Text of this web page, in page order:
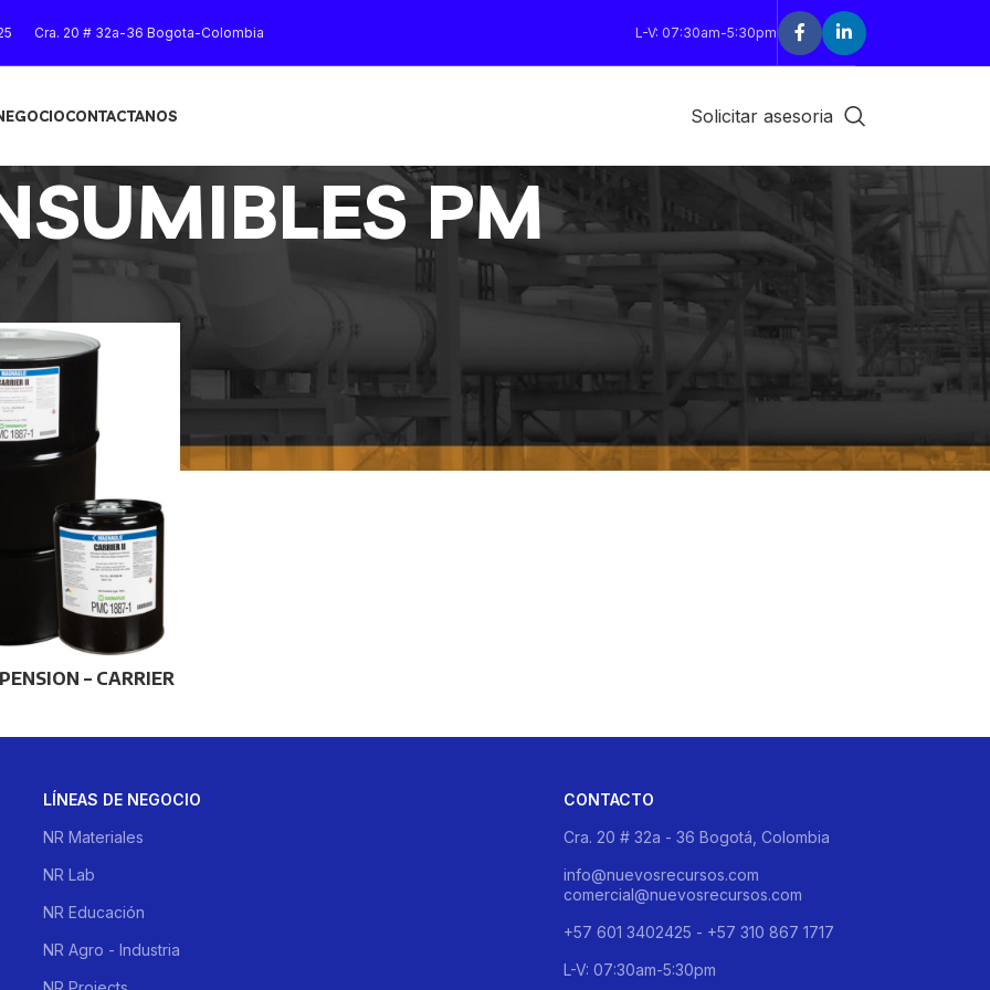
Cra. 20 # 32a-36 Bogota-Colombia L-V: 07:30am-5:30pm
CONTACTANOS Solicitar asesoria
PM
PM 18
– CARRIER
LÍNEAS DE NEGOCIO
NR Materiales
NR Lab
NR Educación
NR Agro - Industria
CONTACTO
Cra. 20 # 32a - 36 Bogotá, Colombia
info@nuevosrecursos.com
comercial@nuevosrecursos.com
+57 601 3402425 - +57 310 867 1717
L-V: 07:30am-5:30pm